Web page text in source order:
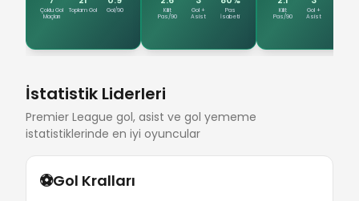
Çoklu Gol
Maçları
Toplam Gol Gol/90
Kilit
Pas/90
Gol +
Asist
Pas
İsabeti
Kilit
Pas/90
Gol +
Asist
İstatistik Liderleri
Premier League gol, asist ve gol yememe
istatistiklerinde en iyi oyuncular
⚽Gol Kralları